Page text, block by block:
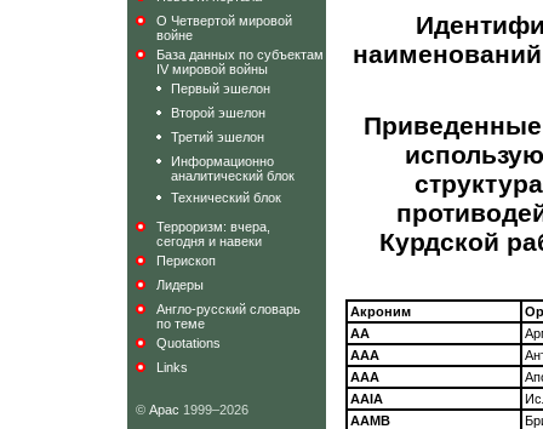
О Четвертой мировой
войне
База данных по субъектам
IV мировой войны
Первый эшелон
Второй эшелон
Третий эшелон
Информационно
аналитический блок
Технический блок
Терроризм: вчера,
сегодня и навеки
Перископ
Лидеры
Англо-русский словарь
по теме
Quotations
Links
© Арас 1999–2026
Курдской
Акроним
АА
ААА
ААА
AAIA
AAMB